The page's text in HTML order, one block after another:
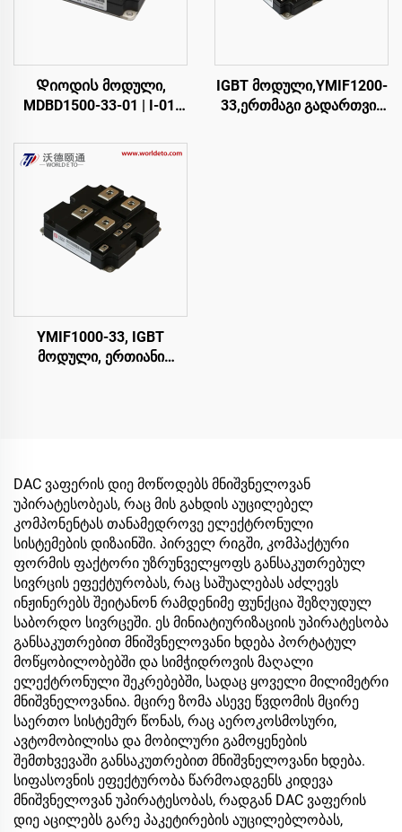
Დიოდის მოდული,
MDBD1500-33-01 | I-01,
IGBT მოდული,YMIF1200-
33,ერთმაგი გადართვის
YMIF1000-33, IGBT
მოდული, ერთიანი
DAC ვაფერის დიე მოწოდებს მნიშვნელოვან
უპირატესობეას, რაც მის გახდის აუცილებელ
კომპონენტას თანამედროვე ელექტრონული
სისტემების დიზაინში. პირველ რიგში, კომპაქტური
ფორმის ფაქტორი უზრუნველყოფს განსაკუთრებულ
სივრცის ეფექტურობას, რაც საშუალებას აძლევს
ინჟინერებს შეიტანონ რამდენიმე ფუნქცია შეზღუდულ
საბორდო სივრცეში. ეს მინიატიურიზაციის უპირატესობა
განსაკუთრებით მნიშვნელოვანი ხდება პორტატულ
მოწყობილობებში და სიმჭიდროვის მაღალი
ელექტრონული შეკრებებში, სადაც ყოველი მილიმეტრი
მნიშვნელოვანია. მცირე ზომა ასევე წვდომის მცირე
საერთო სისტემურ წონას, რაც აეროკოსმოსური,
ავტომობილისა და მობილური გამოყენების
შემთხვევაში განსაკუთრებით მნიშვნელოვანი ხდება.
სიფასოვნის ეფექტურობა წარმოადგენს კიდევა
მნიშვნელოვან უპირატესობას, რადგან DAC ვაფერის
დიე აცილებს გარე პაკეტირების აუცილებლობას,